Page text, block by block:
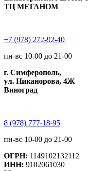
ТЦ МЕГАНОМ
+7 (978) 272-92-40
пн-вс 10-00 до 21-00
г. Симферополь,
ул. Никанорова, 4Ж
Виноград
8 (978) 777-18-95
пн-вс 10-00 до 21-00
ОГРН: 1149102132112
ИНН: 9102061030